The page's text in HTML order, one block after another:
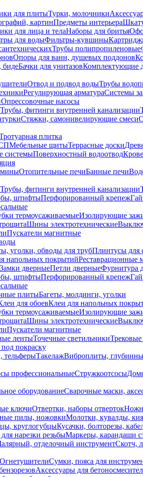
для плитыТурки, молочники
картинПредметы интерьера
для лица и телаНаборы для бритья
для водыФильтры-кувшины
Трубы полипропиленовые
Опоры для ванн, душевых поддонов
бидеБачки для унитазовКомплектующие
Отвод и подвод водыТрубы
Регулирующая арматураСистемы
Опрессовочные насосы
Трубы, фитинги внутренней канализации
Стяжки, самонивелирующие смеси
плитка
Мебельные щитыТеррасные доски
системыПоверхностный водоотвод
Отопительные печиБанные печи
Трубы, фитинги внутренней канализации
штифтыПерфорированный крепеж
термоусаживаемыеИзолирующие
Шины электротехнические
Пускатели магнитные
уголки, обводы для трубПлинтусы для
напольных покрытийРеставрационные
Замки дверныеПетли дверныеФурнитура
штифтыПерфорированный крепеж
плитыБагеты, молдинги, уголки
для обоевКлеи для напольных
термоусаживаемыеИзолирующие
Шины электротехнические
Пускатели магнитные
лентыТочечные светильникиТрековые
покраску
тельферыТакелажВиброплиты,
профессиональныеСтружкоотсосы
оборудованиеСварочные маски,
ключиОтвертки, наборы отверток
пилы, ножовкиМолотки, кувалды,
круглогубцыКусачки, болторезы,
нарезки резьбыМаркеры, карандаши
отделочный инструментСкотч,
ОгнетушителиСумки, пояса для
Аксессуары для